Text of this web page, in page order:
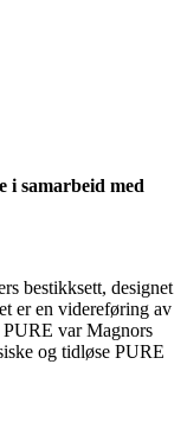
i samarbeid med
bestikksett, designet
er en videreføring av
var Magnors
og tidløse PURE